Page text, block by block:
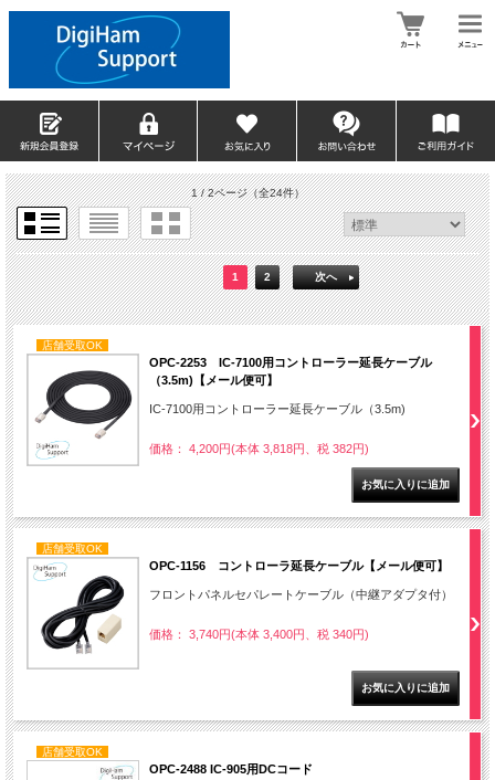
1 / 2ページ（全24件）
1 2 次へ
店舗受取OK
OPC-2253 IC-7100用コントローラー延長ケーブル
（3.5m)【メール便可】
IC-7100用コントローラー延長ケーブル（3.5m)
価格： 4,200円(本体 3,818円、税 382円)
店舗受取OK
OPC-1156 コントローラ延長ケーブル【メール便可】
フロントパネルセパレートケーブル（中継アダプタ付）
価格： 3,740円(本体 3,400円、税 340円)
店舗受取OK
OPC-2488 IC-905用DCコード